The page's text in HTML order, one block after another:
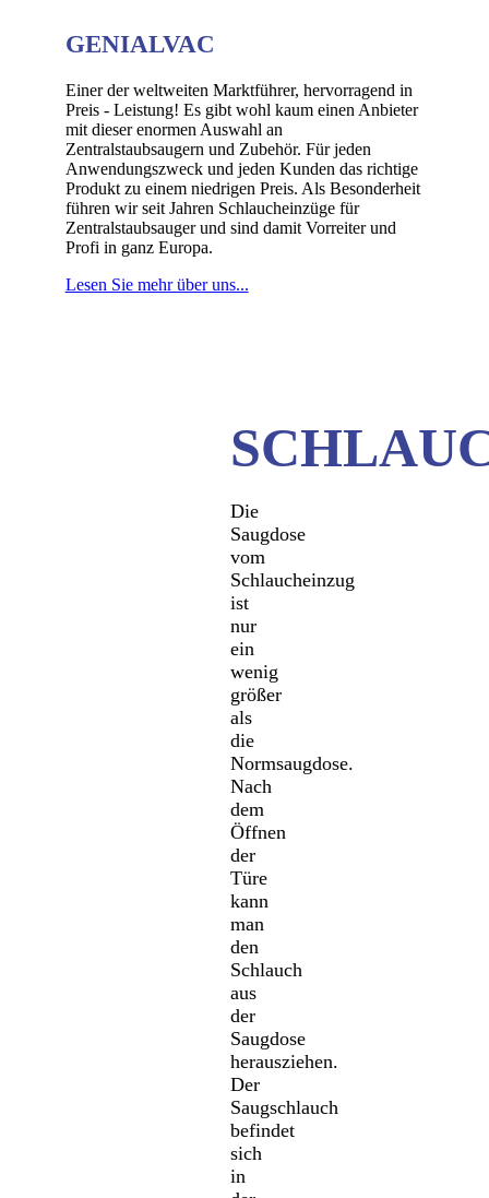
GENIALVAC
Einer der weltweiten Marktführer, hervorragend in
Preis - Leistung! Es gibt wohl kaum einen Anbieter
mit dieser enormen Auswahl an
Zentralstaubsaugern und Zubehör. Für jeden
Anwendungszweck und jeden Kunden das richtige
Produkt zu einem niedrigen Preis. Als Besonderheit
führen wir seit Jahren Schlaucheinzüge für
Zentralstaubsauger und sind damit Vorreiter und
Profi in ganz Europa.
Lesen Sie mehr über uns...
Die
Saugdose
vom
Schlaucheinzug
ist
nur
ein
wenig
größer
als
die
Normsaugdose.
Nach
dem
Öffnen
der
Türe
kann
man
den
Schlauch
aus
der
Saugdose
herausziehen.
Der
Saugschlauch
befindet
sich
in